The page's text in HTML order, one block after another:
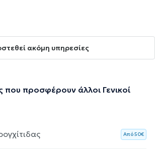
ακόμη υπηρεσίες
που προσφέρουν άλλοι Γενικοί
Aπό 50€